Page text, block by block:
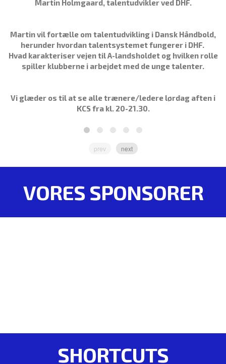
Martin Holmgaard, talentudvikler ved DHF.
Martin vil fortælle om talentudvikling i Dansk Håndbold,
herunder hvordan talentsystemet fungerer i DHF.
Hvad karakteriser vejen til A-landsholdet og hvilken rolle
spiller klubberne i arbejdet med de unge talenter.
Vi glæder os til at se alle trænere/ledere lørdag aften i
KCS fra kl. 20-21.30.
prev next
VORES SPONSORER
SHORTCUTS